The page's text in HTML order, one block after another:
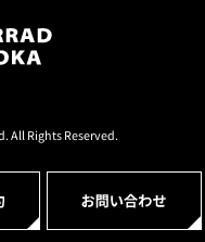
All Rights Reserved.